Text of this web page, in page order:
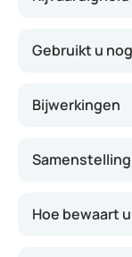
Gebruikt u
Bijwerkingen
Samenstelling
Hoe bewaart